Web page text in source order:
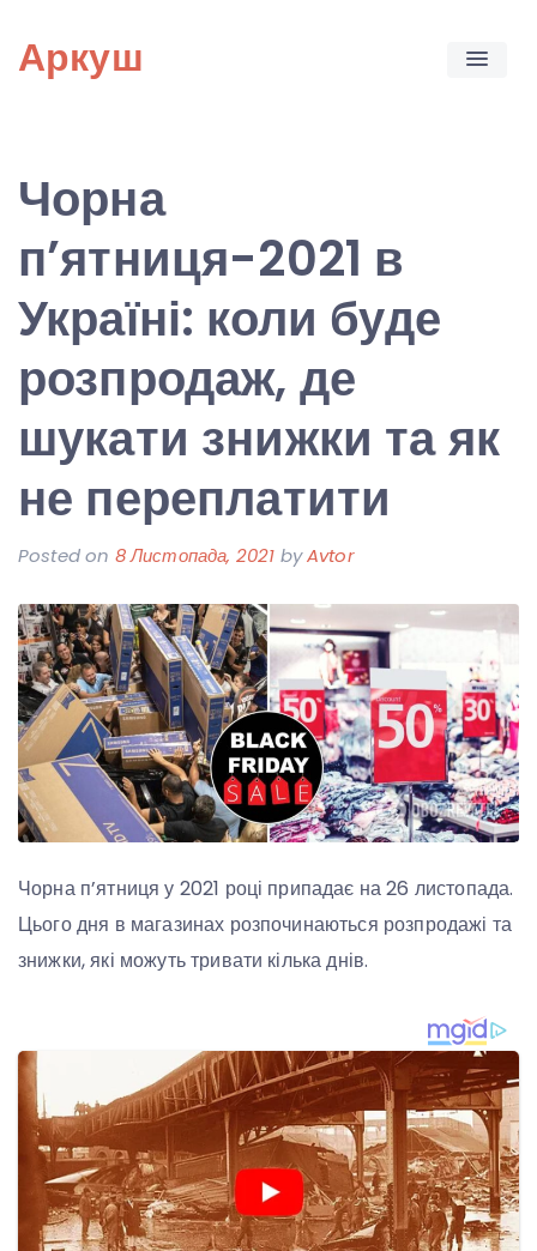
content
Аркуш
Чорна
п’ятниця-2021 в
Україні: коли буде
розпродаж, де
шукати знижки та як
не переплатити
Posted on 8 Листопада, 2021 byAvtor
Чорна п’ятниця у 2021 році припадає на 26 листопада.
Цього дня в магазинах розпочинаються розпродажі та
знижки, які можуть тривати кілька днів.